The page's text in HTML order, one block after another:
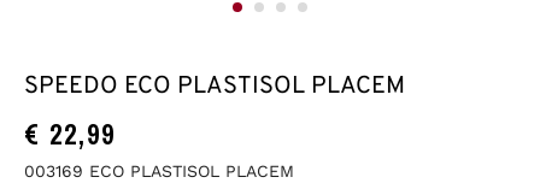
SPEEDO ECO PLASTISOL PLACEM
€ 22,99
003169 ECO PLASTISOL PLACEM